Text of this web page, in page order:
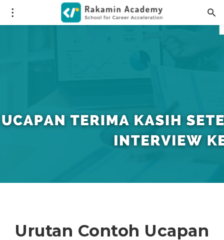
Urutan Contoh Ucapan